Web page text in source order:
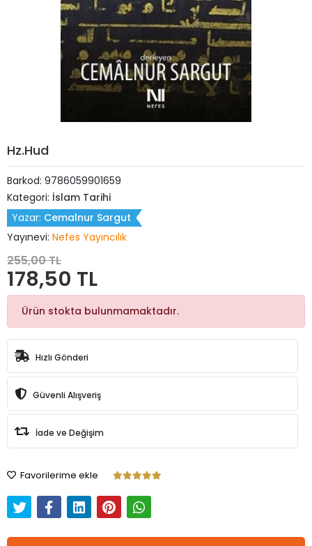
Hz.Hud
Barkod: 9786059901659
Kategori: İslam Tarihi
Yazar: Cemalnur Sargut
Yayınevi: Nefes Yayıncılık
255,00 TL
178,50 TL
Ürün stokta bulunmamaktadır.
Hızlı Gönderi
Güvenli Alışveriş
İade ve Değişim
Favorilerime ekle